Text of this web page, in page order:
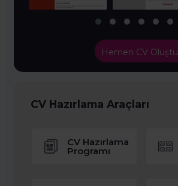
Hemen CV
CV Hazırlama Araçları
CV Hazırlama
Programı